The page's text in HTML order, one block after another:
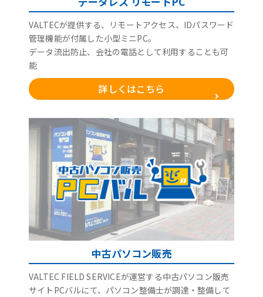
VALTECが提供する、リモートアクセス、IDパスワード
管理機能が付属した小型ミニPC。
データ流出防止、会社の電話として利用することも可
能
詳しくはこちら
中古パソコン販売
VALTEC FIELD SERVICEが運営する中古パソコン販売
サイトPCバルにて、パソコン整備士が調達・整備して